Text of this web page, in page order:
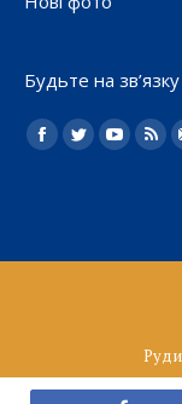
Будьте на зв’язку
Найдите нас:
Facebook
TwitterYouTube
Rss